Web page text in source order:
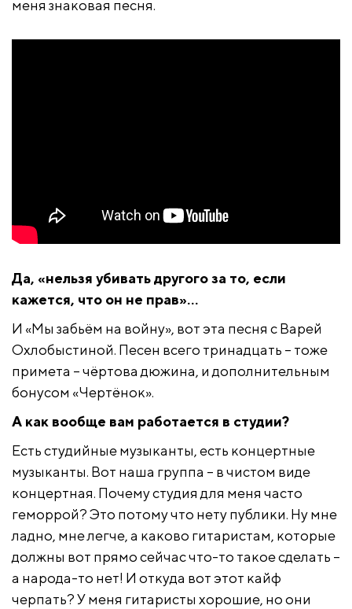
меня знаковая песня.
Да, «нельзя убивать другого за то, если
кажется, что он не прав»…
И «Мы забьём на войну», вот эта песня с Варей
Охлобыстиной. Песен всего тринадцать – тоже
примета – чёртова дюжина, и дополнительным
бонусом «Чертёнок».
А как вообще вам работается в студии?
Есть студийные музыканты, есть концертные
музыканты. Вот наша группа – в чистом виде
концертная. Почему студия для меня часто
геморрой? Это потому что нету публики. Ну мне
ладно, мне легче, а каково гитаристам, которые
должны вот прямо сейчас что-то такое сделать –
а народа-то нет! И откуда вот этот кайф
черпать? У меня гитаристы хорошие, но они